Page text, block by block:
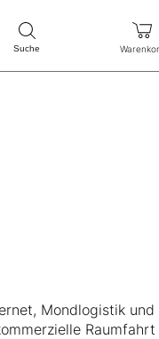
Suche
Mondlogistik